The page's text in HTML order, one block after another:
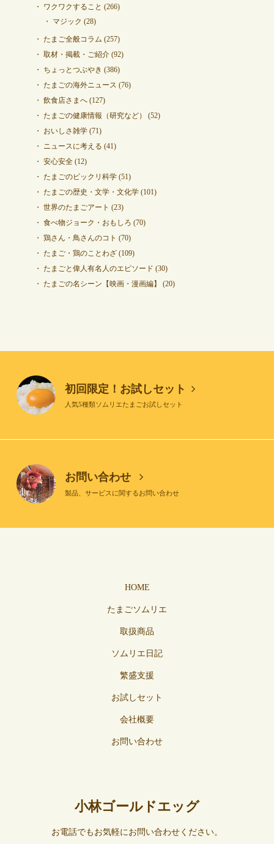
ワクワクすること (266)
マジック (28)
たまご全般コラム (257)
取材・掲載・ご紹介(92)
ちょっとつぶやき (386)
たまごの海外ニュース (76)
飲食店さまへ(127)
たまごの健康情報（研究など）
(52)
おいしさ雑学(71)
ニュースに考える (41)
安心安全(12)
たまごのビックリ科学(51)
たまごの歴史・文学・文化学(101)
世界のたまごアート (23)
食べ物ジョーク・おもしろ (70)
鶏さん・鳥さんのコト (70)
たまご・鶏のことわざ(109)
たまごと偉人有名人のエピソード (30)
たまごの名シーン【映画・漫画編】
(20)
初回限定！お試しセット
人気5種類ソムリエたまごお試しセット
お問い合わせ
製品、サービスに関するお問い合わせ
HOME
たまごソムリエ
取扱商品
ソムリエ日記
繁盛支援
お試しセット
会社概要
お問い合わせ
小林ゴールドエッグ
お電話でもお気軽にお問い合わせください。